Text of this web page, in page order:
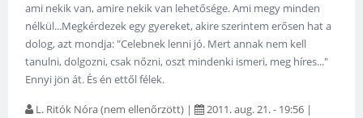
ami nekik van, amire nekik van lehetősége. Ami megy minden
nélkül...Megkérdezek egy gyereket, akire szerintem erősen hat a
dolog, azt mondja: "Celebnek lenni jó. Mert annak nem kell
tanulni, dolgozni, csak nőzni, oszt mindenki ismeri, meg híres..."
Ennyi jön át. És én ettől félek.
L. Ritók Nóra (nem ellenőrzött) | 2011. aug. 21. - 19:56 |